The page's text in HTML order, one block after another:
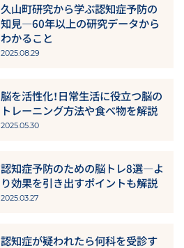
久山町研究から学ぶ認知症予防の
知見―60年以上の研究データから
わかること
2025.08.29
脳を活性化！日常生活に役立つ脳の
トレーニング方法や食べ物を解説
2025.05.30
認知症予防のための脳トレ8選―よ
り効果を引き出すポイントも解説
2025.03.27
認知症が疑われたら何科を受診す